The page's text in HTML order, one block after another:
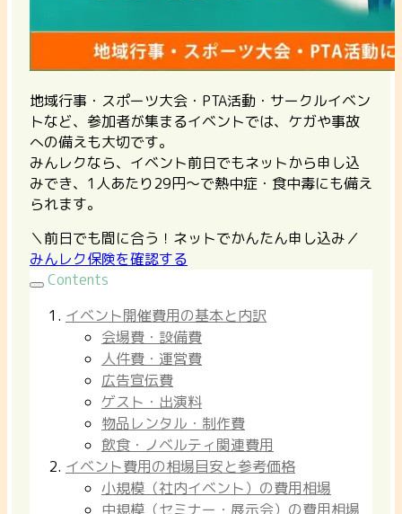
地域行事・スポーツ大会・PTA活動・サークルイベン
トなど、参加者が集まるイベントでは、ケガや事故
への備えも大切です。
みんレクなら、イベント前日でもネットから申し込
みでき、1人あたり29円〜で熱中症・食中毒にも備え
られます。
＼前日でも間に合う！ネットでかんたん申し込み／
みんレク保険を確認する
Contents
イベント開催費用の基本と内訳
会場費・設備費
人件費・運営費
広告宣伝費
ゲスト・出演料
物品レンタル・制作費
飲食・ノベルティ関連費用
イベント費用の相場目安と参考価格
小規模（社内イベント）の費用相場
中規模（セミナー・展示会）の費用相場